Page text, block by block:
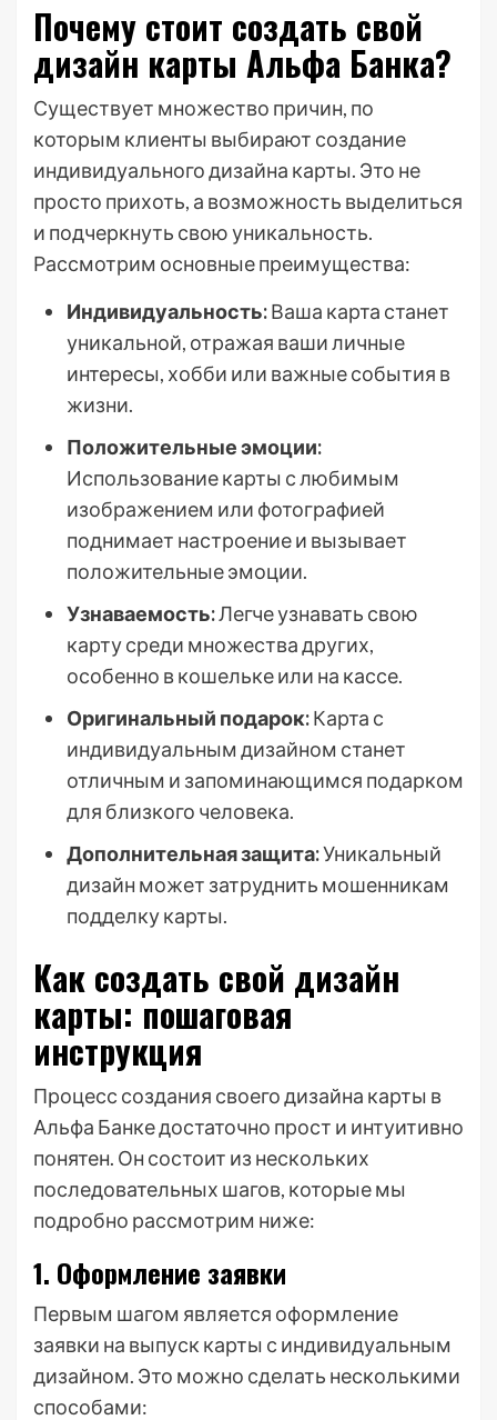
Почему стоит создать свой
дизайн карты Альфа Банка?
Существует множество причин, по
которым клиенты выбирают создание
индивидуального дизайна карты. Это не
просто прихоть, а возможность выделиться
и подчеркнуть свою уникальность.
Рассмотрим основные преимущества:
Индивидуальность:Ваша карта станет
уникальной, отражая ваши личные
интересы, хобби или важные события в
жизни.
Положительные эмоции:
Использование карты с любимым
изображением или фотографией
поднимает настроение и вызывает
положительные эмоции.
Узнаваемость:Легче узнавать свою
карту среди множества других,
особенно в кошельке или на кассе.
Оригинальный подарок:Карта с
индивидуальным дизайном станет
отличным и запоминающимся подарком
для близкого человека.
Дополнительная защита:Уникальный
дизайн может затруднить мошенникам
подделку карты.
Как создать свой дизайн
карты: пошаговая
инструкция
Процесс создания своего дизайна карты в
Альфа Банке достаточно прост и интуитивно
понятен. Он состоит из нескольких
последовательных шагов, которые мы
подробно рассмотрим ниже:
1. Оформление заявки
Первым шагом является оформление
заявки на выпуск карты с индивидуальным
дизайном. Это можно сделать несколькими
способами: